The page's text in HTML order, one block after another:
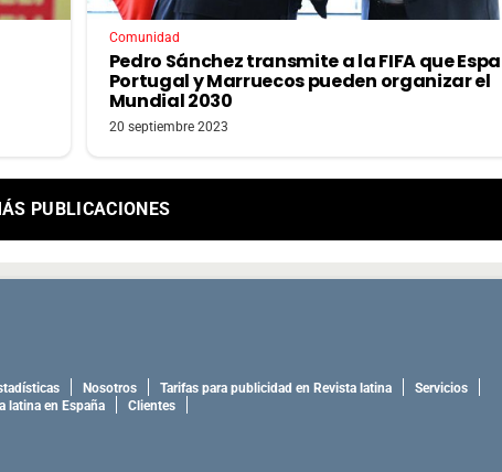
Comunidad
Pedro Sánchez transmite a la FIFA que
Portugal y Marruecos pueden organizar el
Mundial 2030
20 septiembre 2023
PUBLICACIONES
Nosotros Tarifas para publicidad en Revista latina
Servicios
latina en España
Clientes